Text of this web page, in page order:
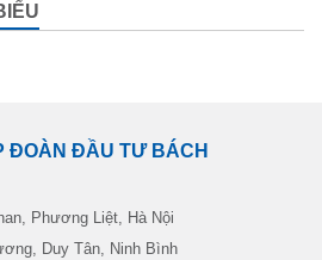
ĐOÀN ĐẦU TƯ BÁCH
Phương Liệt, Hà Nội
Duy Tân, Ninh Bình